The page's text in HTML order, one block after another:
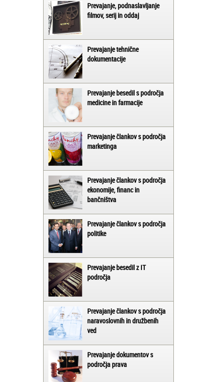
Prevajanje, podnaslavljanje
filmov, serij in oddaj
Prevajanje tehnične
dokumentacije
Prevajanje besedil s področja
medicine in farmacije
Prevajanje člankov s področja
marketinga
Prevajanje člankov s področja
ekonomije, financ in
bančništva
Prevajanje člankov s področja
politike
Prevajanje besedil z IT
področja
Prevajanje člankov s področja
naravoslovnih in družbenih
ved
Prevajanje dokumentov s
področja prava